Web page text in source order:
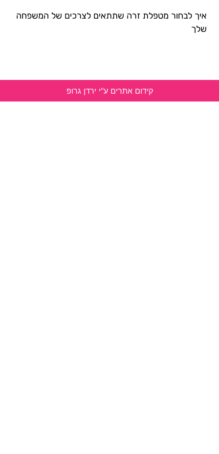
איך לבחור מטפלת זרה שתתאים לצרכים של המשפחה
שלך
קידום אתרים ע"י ירדן גרופ